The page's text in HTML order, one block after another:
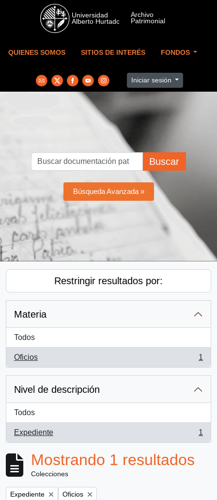
Skip to main content
QUIENES SOMOS SITIOS DE INTERÉS FONDOS
Iniciar sesión
Buscar
Búsqueda Avanzada »
Restringir resultados por:
Materia
Todos
Oficios
, 1 resultados
1
Nivel de descripción
Todos
Expediente
, 1 resultados
1
Mostrando 1 resultados
Colecciones
Remove filter:
Expediente Remove filter:
Oficios